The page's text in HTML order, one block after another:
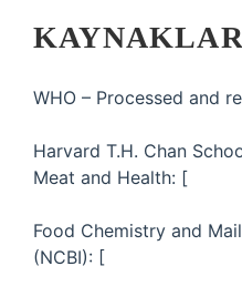
KAYNAKLAR
WHO – Processed and
Harvard T.H. Chan
Meat and Health: [
Food Chemistry and
(NCBI): [